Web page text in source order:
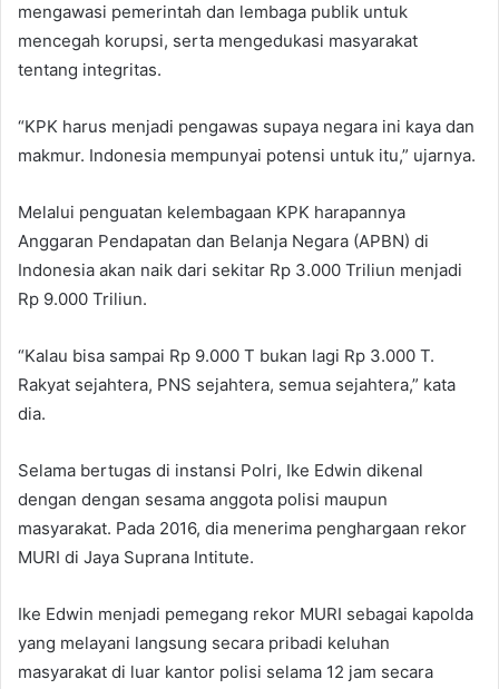
mengawasi pemerintah dan lembaga publik untuk
mencegah korupsi, serta mengedukasi masyarakat
tentang integritas.
“KPK harus menjadi pengawas supaya negara ini kaya dan
makmur. Indonesia mempunyai potensi untuk itu,” ujarnya.
Melalui penguatan kelembagaan KPK harapannya
Anggaran Pendapatan dan Belanja Negara (APBN) di
Indonesia akan naik dari sekitar Rp 3.000 Triliun menjadi
Rp 9.000 Triliun.
“Kalau bisa sampai Rp 9.000 T bukan lagi Rp 3.000 T.
Rakyat sejahtera, PNS sejahtera, semua sejahtera,” kata
dia.
Selama bertugas di instansi Polri, Ike Edwin dikenal
dengan dengan sesama anggota polisi maupun
masyarakat. Pada 2016, dia menerima penghargaan rekor
MURI di Jaya Suprana Intitute.
Ike Edwin menjadi pemegang rekor MURI sebagai kapolda
yang melayani langsung secara pribadi keluhan
masyarakat di luar kantor polisi selama 12 jam secara